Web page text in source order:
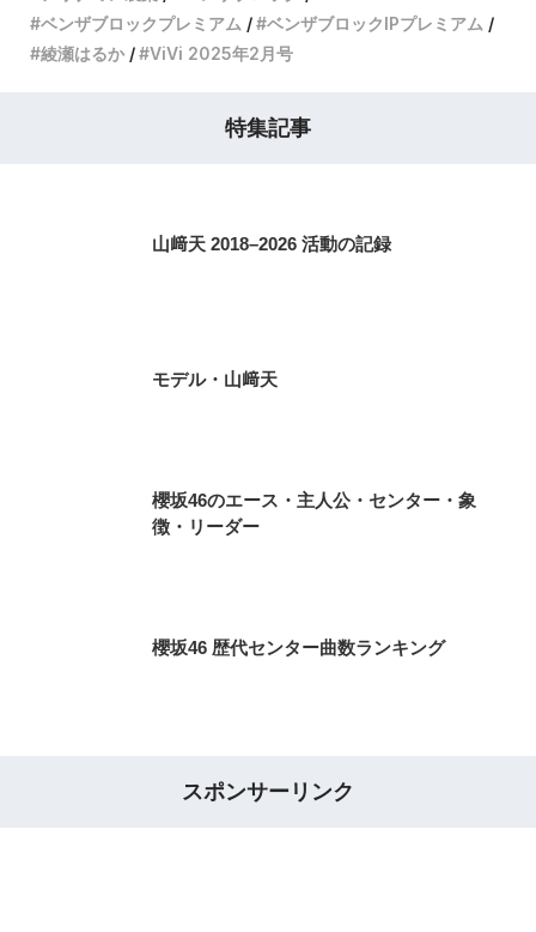
ベンザブロックプレミアム
ベンザブロックIPプレミアム
綾瀬はるか
ViVi 2025年2月号
特集記事
山﨑天 2018–2026 活動の記録
モデル・山﨑天
櫻坂46のエース・主人公・センター・象
徴・リーダー
櫻坂46 歴代センター曲数ランキング
スポンサーリンク